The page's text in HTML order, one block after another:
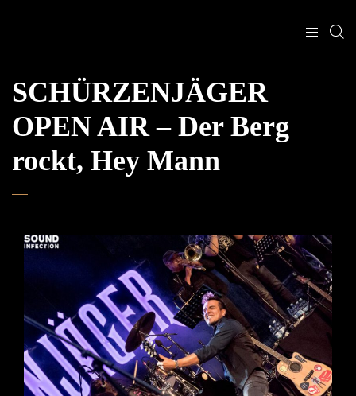
SCHÜRZENJÄGER
OPEN AIR – Der Berg
rockt, Hey Mann